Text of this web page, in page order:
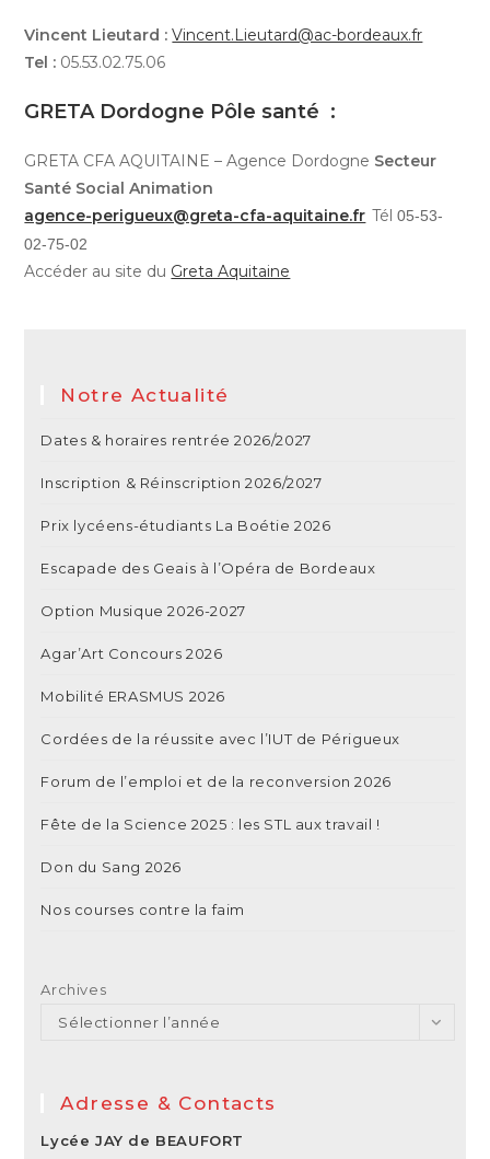
Vincent Lieutard : Vincent.Lieutard@ac-bordeaux.fr
Tel : 05.53.02.75.06
GRETA Dordogne Pôle santé :
GRETA CFA AQUITAINE – Agence Dordogne Secteur
Santé Social Animation
agence-perigueux@greta-cfa-aquitaine.fr Tél05-53-
02-75-02
Accéder au site du Greta Aquitaine
Notre Actualité
Dates & horaires rentrée 2026/2027
Inscription & Réinscription 2026/2027
Prix lycéens-étudiants La Boétie 2026
Escapade des Geais à l’Opéra de Bordeaux
Option Musique 2026-2027
Agar’Art Concours 2026
Mobilité ERASMUS 2026
Cordées de la réussite avec l’IUT de Périgueux
Forum de l’emploi et de la reconversion 2026
Fête de la Science 2025 : les STL aux travail !
Don du Sang 2026
Nos courses contre la faim
Archives
Sélectionner l’année
Adresse & Contacts
Lycée JAY de BEAUFORT